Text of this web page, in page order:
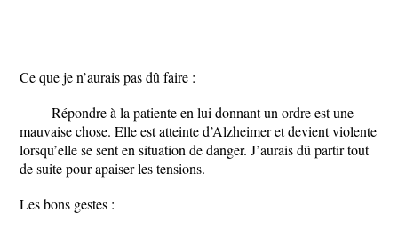
Ce que je n’aurais pas dû faire :
Répondre à la patiente en lui donnant un ordre est une
mauvaise chose. Elle est atteinte d’Alzheimer et devient violente
lorsqu’elle se sent en situation de danger. J’aurais dû partir tout
de suite pour apaiser les tensions.
Les bons gestes :